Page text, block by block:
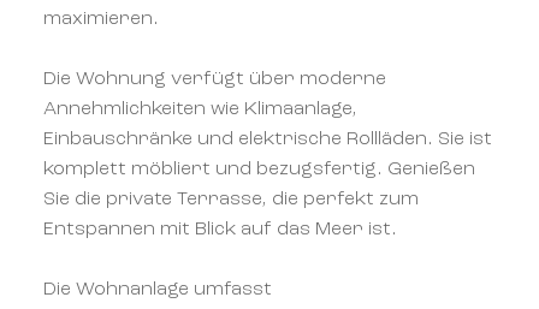
maximieren.
Die Wohnung verfügt über moderne
Annehmlichkeiten wie Klimaanlage,
Einbauschränke und elektrische Rollläden. Sie ist
komplett möbliert und bezugsfertig. Genießen
Sie die private Terrasse, die perfekt zum
Entspannen mit Blick auf das Meer ist.
Die Wohnanlage umfasst